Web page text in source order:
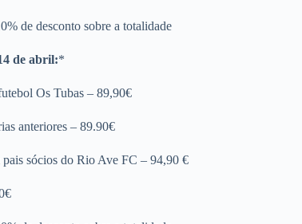
de desconto sobre a totalidade
de abril:*
Os Tubas – 89,90€
anteriores – 89.90€
sócios do Rio Ave FC – 94,90 €